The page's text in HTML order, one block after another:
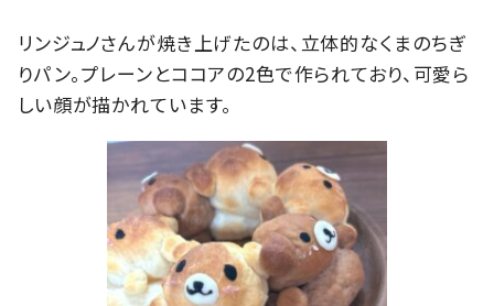
リンジュノさんが焼き上げたのは、立体的なくまのちぎ
りパン。プレーンとココアの2色で作られており、可愛ら
しい顔が描かれています。